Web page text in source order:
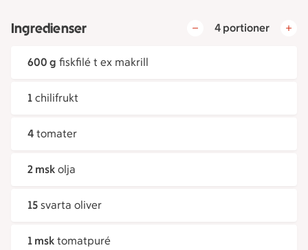
Ingredienser 4 portioner
600 g fiskfilé t ex makrill
1 chilifrukt
4 tomater
2 msk olja
15 svarta oliver
1 msk tomatpuré